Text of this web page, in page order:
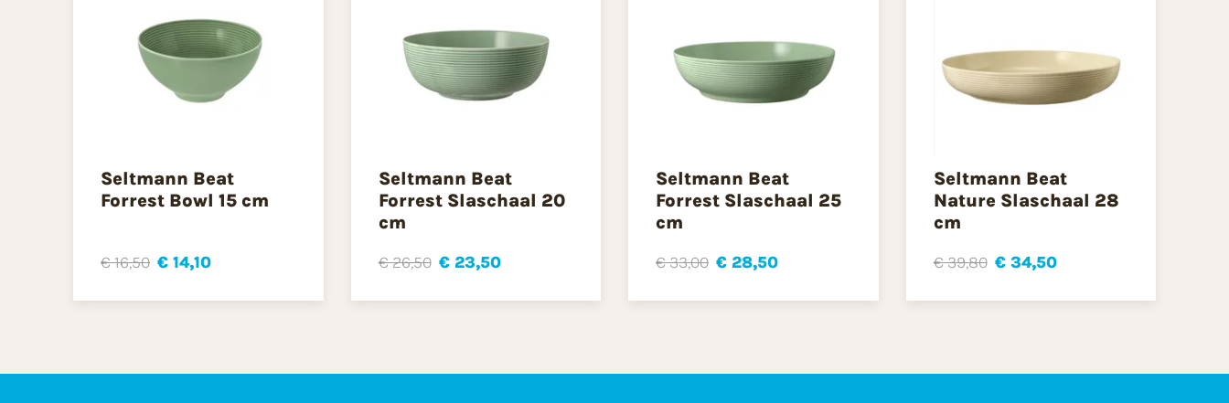
Seltmann Beat
Forrest Bowl 15 cm
€ 16,50 € 14,10
Seltmann Beat
Forrest Slaschaal 20
cm
€ 26,50 € 23,50
Seltmann Beat
Forrest Slaschaal 25
cm
€ 33,00 € 28,50
Seltmann Beat
Nature Slaschaal 28
cm
€ 39,80 € 34,50